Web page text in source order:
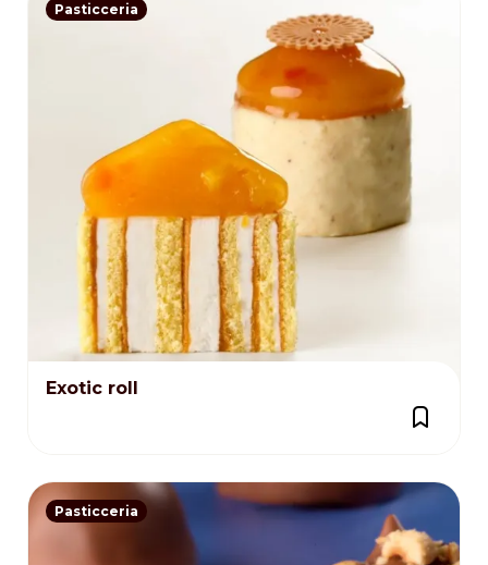
Pasticceria
Exotic roll
Pasticceria